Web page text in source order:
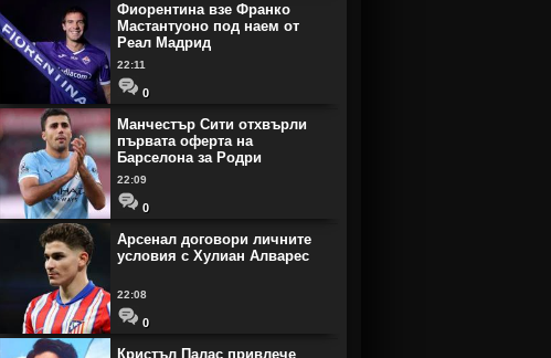
Фиорентина взе Франко
Мастантуоно под наем от
Реал Мадрид
22:11
0
Манчестър Сити отхвърли
първата оферта на
Барселона за Родри
22:09
0
Арсенал договори личните
условия с Хулиан Алварес
22:08
0
Кристъл Палас привлече